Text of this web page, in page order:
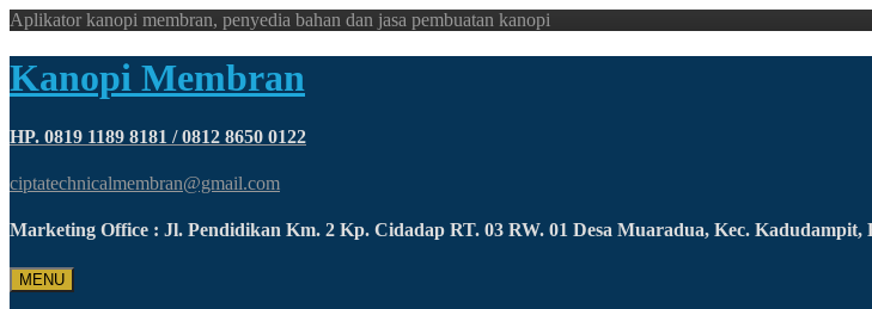
Aplikator kanopi membran, penyedia bahan dan jasa pembuatan kanopi
Kanopi Membran
HP. 0819 1189 8181 / 0812 8650 0122
ciptatechnicalmembran@gmail.com
Marketing Office : Jl. Pendidikan Km. 2 Kp. Cidadap RT. 03 RW. 01 Desa Muaradua, Kec. Kadudampit,
MENU